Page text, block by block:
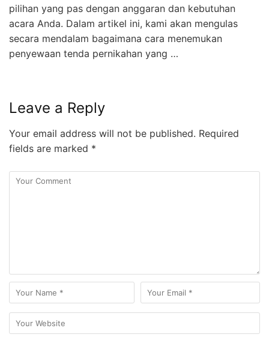
pilihan yang pas dengan anggaran dan kebutuhan
acara Anda. Dalam artikel ini, kami akan mengulas
secara mendalam bagaimana cara menemukan
penyewaan tenda pernikahan yang …
Leave a Reply
Your email address will not be published. Required
fields are marked *